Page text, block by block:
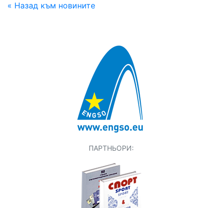
« Назад към новините
ПАРТНЬОРИ: